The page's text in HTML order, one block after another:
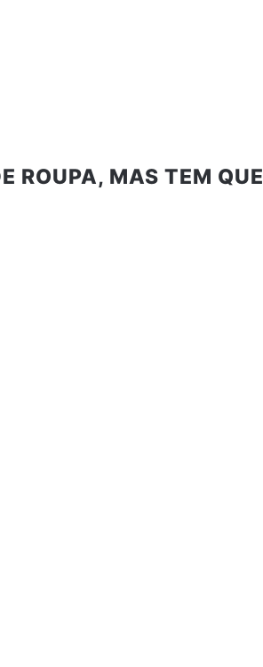
ROUPA, MAS TEM QUE